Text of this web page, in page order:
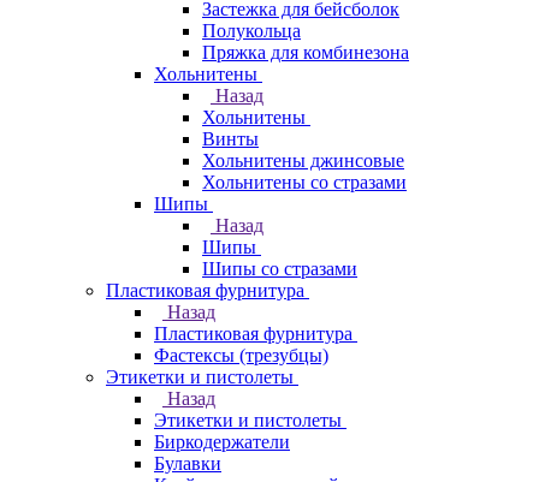
Застежка для бейсболок
Полукольца
Пряжка для комбинезона
Хольнитены
Назад
Хольнитены
Винты
Хольнитены джинсовые
Хольнитены со стразами
Шипы
Назад
Шипы
Шипы со стразами
Пластиковая фурнитура
Назад
Пластиковая фурнитура
Фастексы (трезубцы)
Этикетки и пистолеты
Назад
Этикетки и пистолеты
Биркодержатели
Булавки